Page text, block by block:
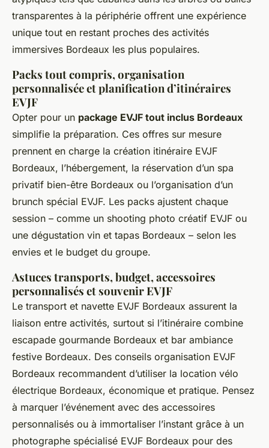
transparentes à la périphérie offrent une expérience
unique tout en restant proches des activités
immersives Bordeaux les plus populaires.
Packs tout compris, organisation
personnalisée et planification d’itinéraires
EVJF
Opter pour un package EVJF tout inclus Bordeaux
simplifie la préparation. Ces offres sur mesure
prennent en charge la création itinéraire EVJF
Bordeaux, l’hébergement, la réservation d’un spa
privatif bien-être Bordeaux ou l’organisation d’un
brunch spécial EVJF. Les packs ajustent chaque
session – comme un shooting photo créatif EVJF ou
une dégustation vin et tapas Bordeaux – selon les
envies et le budget du groupe.
Astuces transports, budget, accessoires
personnalisés et souvenir EVJF
Le transport et navette EVJF Bordeaux assurent la
liaison entre activités, surtout si l’itinéraire combine
escapade gourmande Bordeaux et bar ambiance
festive Bordeaux. Des conseils organisation EVJF
Bordeaux recommandent d’utiliser la location vélo
électrique Bordeaux, économique et pratique. Pensez
à marquer l’événement avec des accessoires
personnalisés ou à immortaliser l’instant grâce à un
photographe spécialisé EVJF Bordeaux pour des